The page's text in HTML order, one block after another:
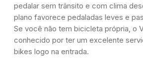
pedalar sem trânsito e com clima
plano favorece pedaladas leves e
Se você não tem bicicleta própria, o
conhecido por ter um excelente
bikes logo na entrada.